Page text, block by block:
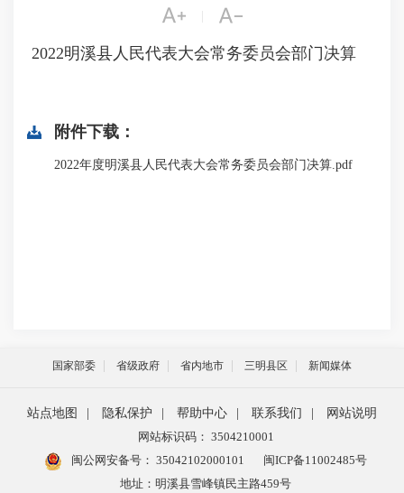
 
2022明溪县人民代表大会常务委员会部门决算
附件下载：
2022年度明溪县人民代表大会常务委员会部门决算.pdf
国家部委 省级政府 省内地市 三明县区 新闻媒体
站点地图 隐私保护 帮助中心 联系我们
网站说明
网站标识码： 3504210001
闽公网安备号： 35042102000101
闽ICP备11002485号
地址：明溪县雪峰镇民主路459号